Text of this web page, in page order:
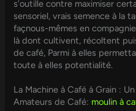
s’outille contre maximiser
sensoriel, vrais semence à la
façnous-mêmes en
là dont cultivent, récoltent
de café, Parmi à elles
toute à elles potentialité.
La Machine à Café à Grain :
Amateurs de Café: moulin à